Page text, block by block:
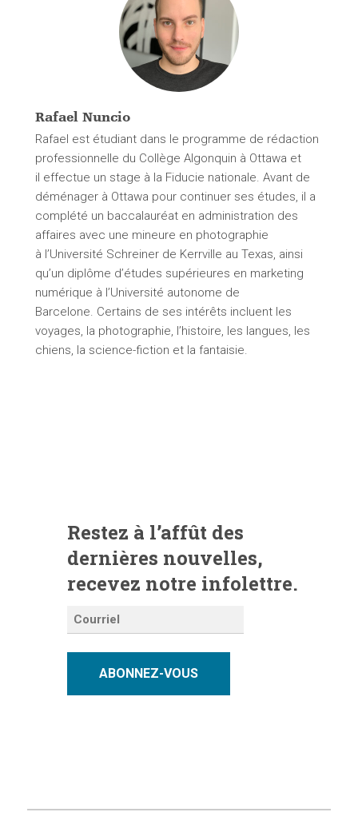
Rafael Nuncio
Rafael est étudiant dans le programme de rédaction
professionnelle du Collège Algonquin à Ottawa et
il effectue un stage à la Fiducie nationale. Avant de
déménager à Ottawa pour continuer ses études, il a
complété un baccalauréat en administration des
affaires avec une mineure en photographie
à l’Université Schreiner de Kerrville au Texas, ainsi
qu’un diplôme d’études supérieures en marketing
numérique à l’Université autonome de
Barcelone. Certains de ses intérêts incluent les
voyages, la photographie, l’histoire, les langues, les
chiens, la science-fiction et la fantaisie.
Restez à l’affût des
dernières nouvelles,
recevez notre infolettre.
ABONNEZ-VOUS